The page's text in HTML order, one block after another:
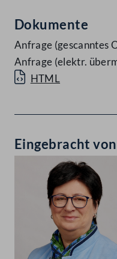
Dokumente
Anfrage (gescanntes
Anfrage (elektr.
HTML
Eingebracht von